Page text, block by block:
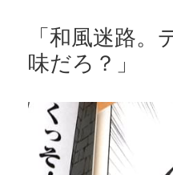
「和風迷路
味だろ？」